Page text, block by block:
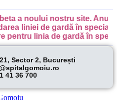
noului nostru site. Anumite
liniei de gardă în
linia de gardă în
Sector 2, București
41 36 700